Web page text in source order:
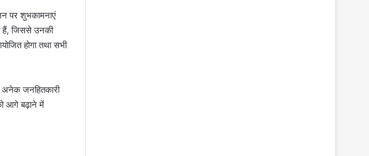
पर शुभकामनाएं
हैं, जिससे उनकी
होगा तथा सभी
अनेक जनहितकारी
आगे बढ़ाने में